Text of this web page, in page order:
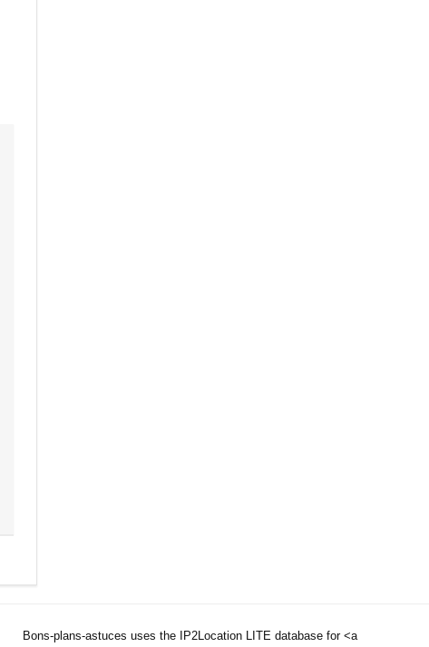
Bons-plans-astuces uses the IP2Location LITE database for <a